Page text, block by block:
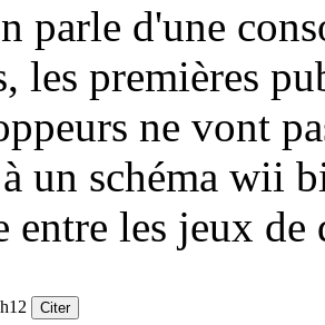
parle d'une
les premières
ne vont
un schéma wii
entre les jeux de
Citer